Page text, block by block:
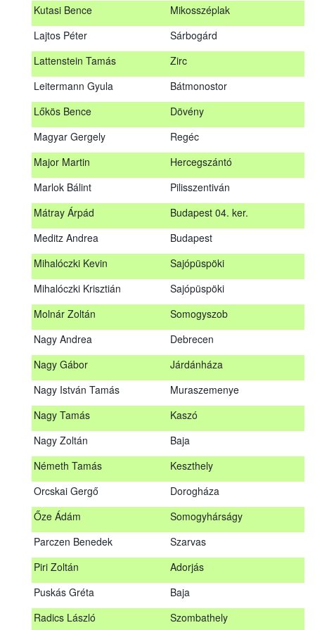
Kutasi Bence
Mikosszéplak
Lajtos Péter
Sárbogárd
Lattenstein Tamás
Zirc
Leitermann Gyula
Bátmonostor
Lőkös Bence
Dövény
Magyar Gergely
Regéc
Major Martin
Hercegszántó
Marlok Bálint
Pilisszentiván
Mátray Árpád
Budapest 04. ker.
Meditz Andrea
Budapest
Mihalóczki Kevin
Sajópüspöki
Mihalóczki Krisztián
Sajópüspöki
Molnár Zoltán
Somogyszob
Nagy Andrea
Debrecen
Nagy Gábor
Járdánháza
Nagy István Tamás
Muraszemenye
Nagy Tamás
Kaszó
Nagy Zoltán
Baja
Németh Tamás
Keszthely
Orcskai Gergő
Dorogháza
Őze Ádám
Somogyhárságy
Parczen Benedek
Szarvas
Piri Zoltán
Adorjás
Puskás Gréta
Baja
Radics László
Szombathely
A továbbképzés vizsgával zárul!
Jelentkezés, lemondás
Jelentkezni a továbbképzésre kizárólag a Nébih honlapján
elhelyezett űrlapon lehet. A jelentkezés elfogadásáról
Kovács Dániel
Sárbogárd
Lattenstein Tamás
Zirc
Leitermann Gyula
Bátmonostor
Magyar Gergely
Regéc
Hercegszántó
Pilisszentiván
Budapest 04. ker.
Budapest
Mihalóczki Kevin
Mihalóczki Krisztián
Molnár Zoltán
Somogyszob
Nagy Andrea
Nagy Gábor
Járdánháza
Muraszemenye
Nagy Tamás
Kaszó
Keszthely
Dorogháza